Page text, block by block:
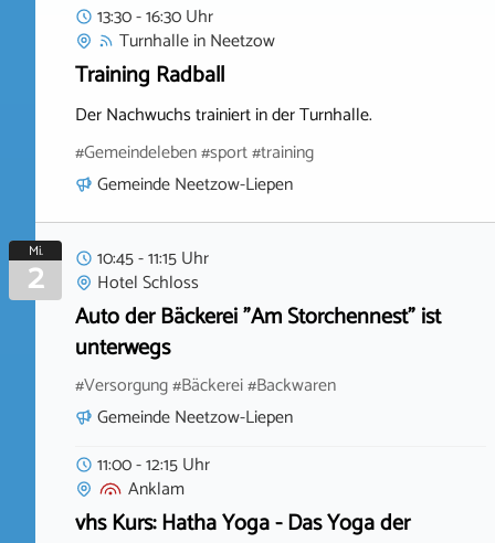
13:30 - 16:30 Uhr
TurnhalleinNeetzow
Training Radball
Der Nachwuchs trainiert in der Turnhalle.
#Gemeindeleben #sport #training
Gemeinde Neetzow-Liepen
Mi.
2
10:45 - 11:15 Uhr
Hotel Schloss
Auto der Bäckerei "Am Storchennest" ist
unterwegs
#Versorgung #Bäckerei #Backwaren
Gemeinde Neetzow-Liepen
11:00 - 12:15 Uhr
Anklam
vhs Kurs: Hatha Yoga - Das Yoga der